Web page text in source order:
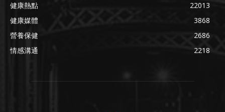
健康熱點
22013
健康媒體
3868
營養保健
2686
情感溝通
2218